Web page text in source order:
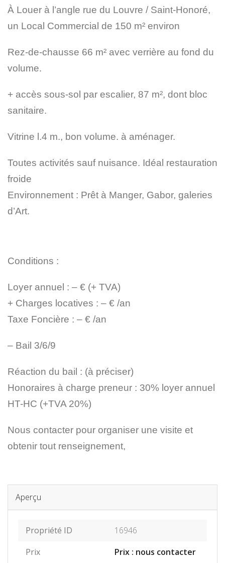
À Louer à l’angle rue du Louvre / Saint-Honoré,
un Local Commercial de 150 m² environ
Rez-de-chausse 66 m² avec verrière au fond du
volume.
+ accès sous-sol par escalier, 87 m², dont bloc
sanitaire.
Vitrine l.4 m., bon volume. à aménager.
Toutes activités sauf nuisance. Idéal restauration
froide
Environnement : Prêt à Manger, Gabor, galeries
d’Art.
Conditions :
Loyer annuel : – € (+ TVA)
+ Charges locatives : – € /an
Taxe Foncière : – € /an
– Bail 3/6/9
Réaction du bail : (à préciser)
Honoraires à charge preneur : 30% loyer annuel
HT-HC (+TVA 20%)
Nous contacter pour organiser une visite et
obtenir tout renseignement,
Aperçu
Propriété ID
16946
Prix
Prix : nous contacter